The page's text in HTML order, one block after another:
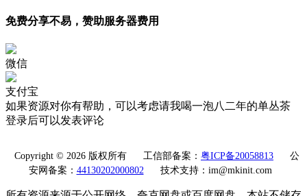
免费分享不易，赞助服务器费用
微信
支付宝
如果资源对你有帮助，可以考虑请我喝一泡八二年的单丛茶
登录后可以发表评论
Copyright © 2026 版权所有 工信部备案： 粤ICP备20058813
公
安网备案： 44130202000802 技术支持：im@mkinit.com